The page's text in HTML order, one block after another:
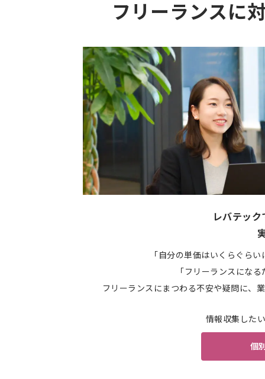
フリーランスに
レバテッ
「自分の単価はいくらぐら
「フリーランスにな
フリーランスにまつわる不安や疑問に、
情報収集した
個